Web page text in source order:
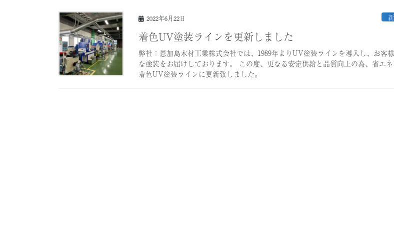
2022年6月22日
着色UV塗装ラインを更新しました
弊社：恩加島木材工業株式会社では、1989年よりUV塗装ラインを導入し、お客
な塗装をお届けしております。 この度、更なる安定供給と品質向上の為、省エ
着色UV塗装ラインに更新致しました。